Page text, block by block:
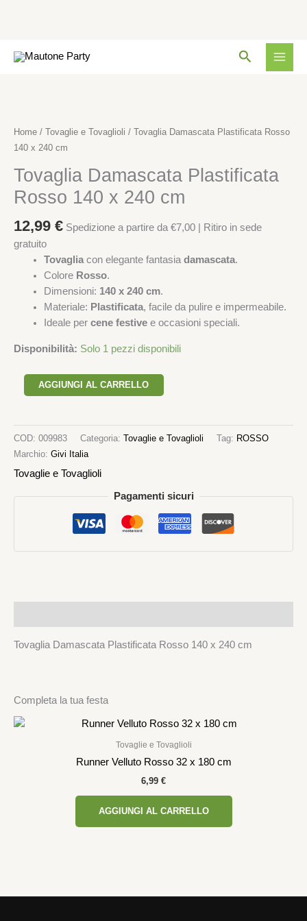
Cerca
Home / Tovaglie e Tovaglioli / Tovaglia Damascata Plastificata Rosso
140 x 240 cm
Tovaglia Damascata Plastificata
Rosso 140 x 240 cm
12,99 € Spedizione a partire da €7,00 | Ritiro in sede
gratuito
Tovagliacon elegante fantasia damascata.
Colore Rosso.
Dimensioni: 140 x 240 cm.
Materiale: Plastificata, facile da pulire e impermeabile.
Ideale per cene festivee occasioni speciali.
Disponibilità: Solo 1 pezzi disponibili
Plastificata
Rosso
x
240
cm
quantità
AGGIUNGI AL CARRELLO
COD: 009983 Categoria: Tovaglie e Tovaglioli Tag: ROSSO
Marchio: Givi Italia
Tovaglie e Tovaglioli
Pagamenti sicuri
Tovaglia Damascata Plastificata Rosso 140 x 240 cm
Completa la tua festa
Tovaglie e Tovaglioli
Runner Velluto Rosso 32 x 180 cm
6,99 €
AGGIUNGI AL CARRELLO
240